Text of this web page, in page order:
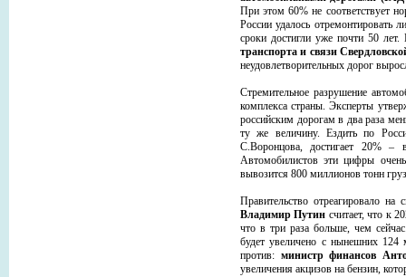
При этом 60% не соответствует
России удалось отремонтировать
сроки достигли уже почти 50
транспорта и связи
неудовлетворительных дорог
Стремительное разрушение
комплекса страны. Эксперты
российским дорогам в два раза
ту же величину. Ездить по
С.Воронцова, достигает 20%
Автомобилистов эти цифры
вывозится 800 миллионов тонн
Правительство отреагировало на
Владимир Путин считает, что к
что в три раза больше, чем
будет увеличено с нынешних
против: министр финансов
увеличения акцизов на бензин,